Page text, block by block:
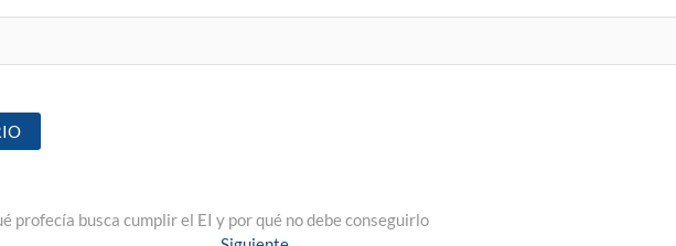
profecía busca cumplir el EI y por qué no debe conseguirlo